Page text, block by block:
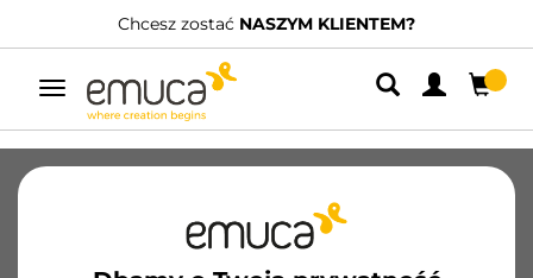
Chcesz zostać NASZYM KLIENTEM?
Przełącz
nawigację
Zawiasy
Systemy przesuwne Kuchnia